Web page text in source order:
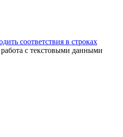
соответствия в строках
с текстовыми данными